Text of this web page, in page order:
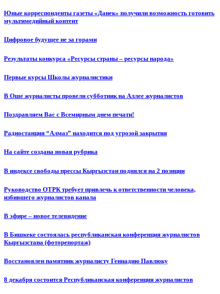
Юные корреспонденты газеты «Данек» получили возможность готовить
мультимедийный контент
Цифровое будущее не за горами
Результаты конкурса «Ресурсы страны – ресурсы народа»
Первые курсы Школы журналистики
В Оше журналисты провели субботник на Аллее журналистов
Поздравляем Вас с Всемирным днем печати!
Радиостанция “Алмаз” находится под угрозой закрытия
На сайте создана новая рубрика
В индексе свободы прессы Кыргызстан поднялся на 2 позиции
Руководство ОТРК требует привлечь к ответственности человека,
избившего журналистов канала
В эфире – новое телевидение
В Бишкеке состоялась республиканская конференция журналистов
Кыргызстана (фоторепортаж)
Восстановлен памятник журналисту Геннадию Павлюку
8 декабря состоится Республиканская конференция журналистов